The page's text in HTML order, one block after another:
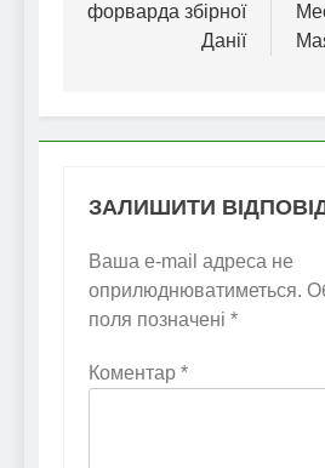
форварда збірної
Данії
ЗАЛИШИТИ
Ваша e-mail адреса не
оприлюднюватиметься.
поля позначені *
Коментар *